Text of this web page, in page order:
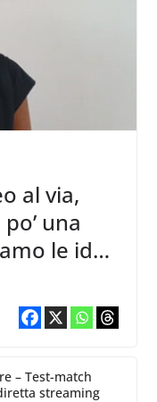
al via,
una
le idee
fare”
– Test-match
streaming